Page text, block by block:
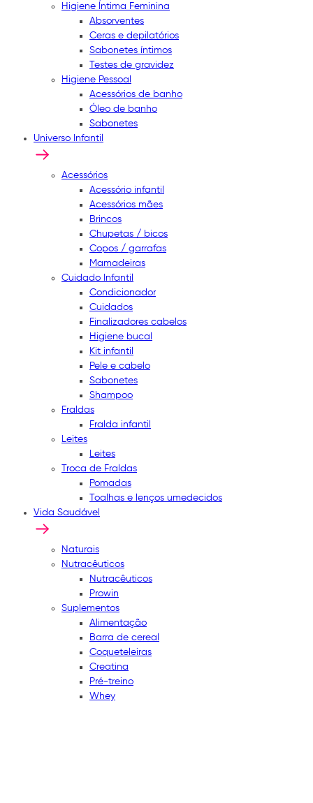
Higiene Íntima Feminina
Absorventes
Ceras e depilatórios
Sabonetes íntimos
Testes de gravidez
Higiene Pessoal
Acessórios de banho
Óleo de banho
Sabonetes
Universo Infantil
Acessórios
Acessório infantil
Acessórios mães
Brincos
Chupetas / bicos
Copos / garrafas
Mamadeiras
Cuidado Infantil
Condicionador
Cuidados
Finalizadores cabelos
Higiene bucal
Kit infantil
Pele e cabelo
Sabonetes
Shampoo
Fraldas
Fralda infantil
Leites
Leites
Troca de Fraldas
Pomadas
Toalhas e lenços umedecidos
Vida Saudável
Naturais
Nutracêuticos
Nutracêuticos
Prowin
Suplementos
Alimentação
Barra de cereal
Coqueteleiras
Creatina
Pré-treino
Whey